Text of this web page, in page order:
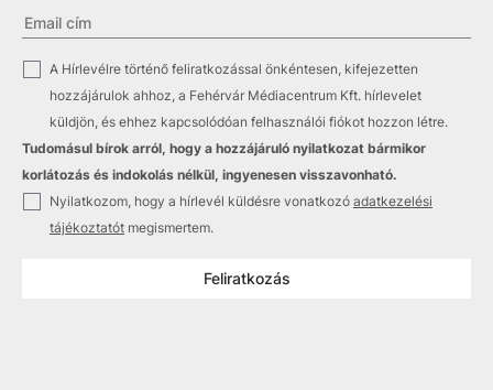
A Hírlevélre történő feliratkozással önkéntesen, kifejezetten
hozzájárulok ahhoz, a Fehérvár Médiacentrum Kft. hírlevelet
küldjön, és ehhez kapcsolódóan felhasználói fiókot hozzon létre.
Tudomásul bírok arról, hogy a hozzájáruló nyilatkozat bármikor
korlátozás és indokolás nélkül, ingyenesen visszavonható.
Nyilatkozom, hogy a hírlevél küldésre vonatkozó adatkezelési
tájékoztatót megismertem.
Feliratkozás